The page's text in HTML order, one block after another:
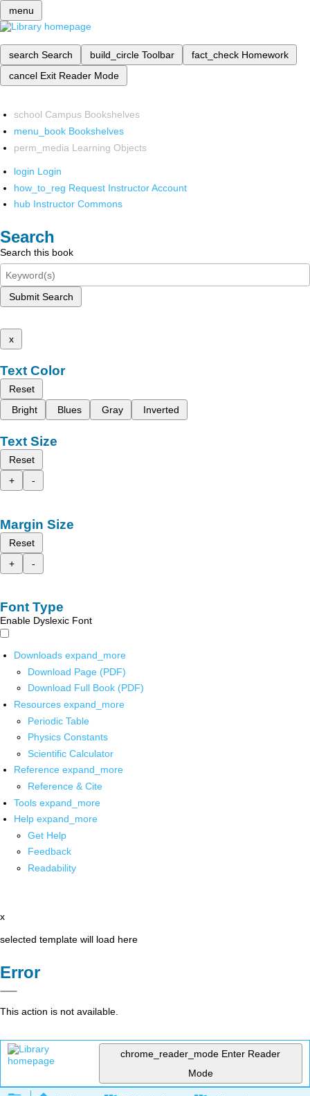
menu
search Search build_circle Toolbar fact_check Homework
cancel Exit Reader Mode
school Campus Bookshelves
menu_book Bookshelves
perm_media Learning Objects
login Login
how_to_reg Request Instructor Account
hub Instructor Commons
Search
Search this book
Submit Search
x
Text Color
Reset
Bright
Blues Gray Inverted
Text Size
Reset
+
-
Margin Size
Reset
+
-
Font Type
Enable Dyslexic Font
Downloads expand_more
Download Page (PDF)
Download Full Book (PDF)
Resources expand_more
Periodic Table
Physics Constants
Scientific Calculator
Reference expand_more
Reference & Cite
Tools expand_more
Help expand_more
Get Help
Feedback
Readability
x
selected template will load here
Error
This action is not available.
chrome_reader_mode Enter Reader
Mode